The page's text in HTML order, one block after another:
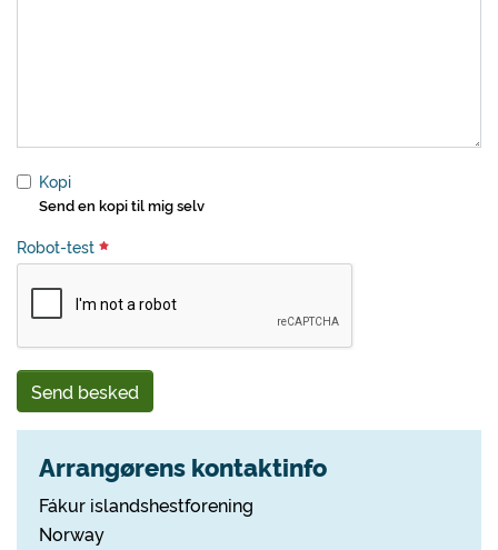
Kopi
Send en kopi til mig selv
Robot-test
Send besked
Arrangørens kontaktinfo
Fákur islandshestforening
Norway